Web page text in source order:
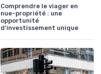
Comprendre le viager en
nue-propriété : une
opportunité
d'investissement unique